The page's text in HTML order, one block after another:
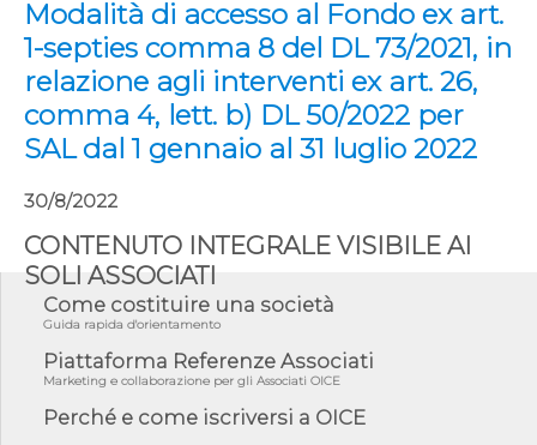
Modalità di accesso al Fondo ex art.
1-septies comma 8 del DL 73/2021, in
relazione agli interventi ex art. 26,
comma 4, lett. b) DL 50/2022 per
SAL dal 1 gennaio al 31 luglio 2022
30/8/2022
CONTENUTO INTEGRALE VISIBILE AI
SOLI ASSOCIATI
Come costituire una società
Guida rapida d'orientamento
Piattaforma Referenze Associati
Marketing e collaborazione per gli Associati OICE
Perché e come iscriversi a OICE